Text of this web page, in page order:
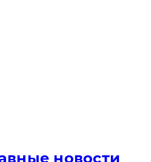
новости